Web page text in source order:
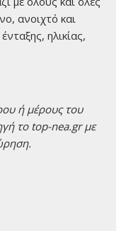
ανοιχτό και
ηλικίας,
ή μέρους του
το top-nea.gr με